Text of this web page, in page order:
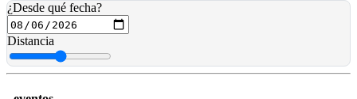
¿Desde qué fecha?
Distancia